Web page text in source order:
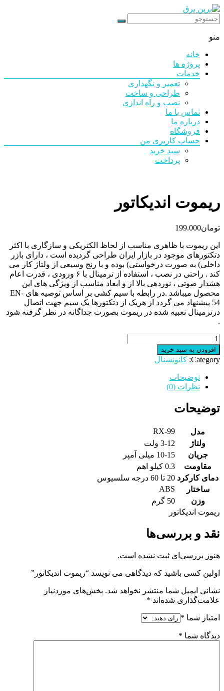
رد
شدن
محتوا
برین
برق
شرکت
فنی
مهندسی
منو
خانه
پروژه ها
خدمات
تعمیر و نگهداری
طراحی و ساخت
نصب و راه اندازی
تماس با ما
درباره ما
فروشگاه
حساب کاربری من
سبد خرید
پرداخت
ریموت اندیکاتور
تومان199.000
این ریموت با ظاهری مناسب از لحاظ الکتریکی و سازگاری با اکثر
دتکتورهای موجود در بازار ایران طراحی گردیده است ، دارای بازر
داخلی) به صورت درخواستی) بوده و با رنج وسیعی از ولتاژ کار می
کند . راحتی در نصب ، استفاده از ترمینال با ۶ ورودی ، قدرت اعام
هشدار صوتی ، نوردهی بالا از و ابعاد مناسب از ویژگی های این
محصول میباشد .در رابطه با سیم کشی بر اساس توصیه های EN-
54 پیشنهاد می گردد از هریک از دتکتورها یک سیم جهت اتصال
درترمینال تعبیه شده در ریموت بصورت جداگانه در نظر گرفته شود
.​
ریموت
اندیکاتور
عدد
افزودن به سبد خرید
Category: کانونشنال
توضیحات
نظرات (0)
توضیحات
مدل
RX-99
ولتاژ
3-12 ولت
جریان
10-15 میلی آمپر
مقاومت
0.3 کیلو اهم
دمای کارکرد 20 تا 60 درجه سلسیوس
ساختار
ABS
وزن
50 گرم
ریموت اندیکاتور
نقد و بررسی‌ها
هنوز بررسی‌ای ثبت نشده است.
اولین کسی باشید که دیدگاهی می نویسد “ریموت اندیکاتور”
نشانی ایمیل شما منتشر نخواهد شد. بخش‌های موردنیاز
علامت‌گذاری شده‌اند *
امتیاز شما *
دیدگاه شما *